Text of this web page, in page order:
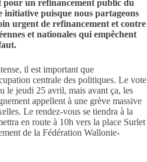
pour un refinancement public du
initiative puisque nous partageons
urgent de refinancement et contre
et nationales qui empêchent
il est important que
centrale des politiques. Le vote
le jeudi 25 avril, mais avant ça, les
appellent à une grève massive
Le rendez-vous se tiendra à la
en route à 10h vers la place Surlet
de la Fédération Wallonie-